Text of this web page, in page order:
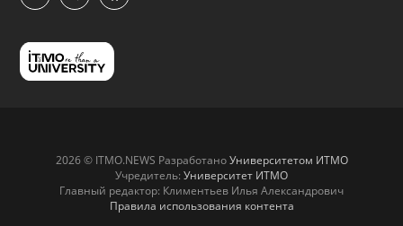
2026 © ITMO.NEWS РазработаноУниверситетом ИТМО
Учредитель: Университет ИТМО
Главный редактор: Климентьев Илья Александрович
Правила использования контента